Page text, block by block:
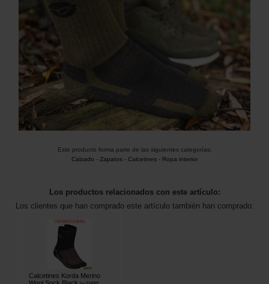
Este producto forma parte de las siguientes categorías:
Calzado - Zapatos - Calcetines - Ropa interior
Los productos relacionados con este artículo:
Los clientes que han comprado este artículo también han comprado:
Calcetines Korda Merino
Wool Sock Black